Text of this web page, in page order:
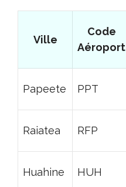
Ville
Code
Aéroport
Papeete PPT
Raiatea RFP
Huahine HUH